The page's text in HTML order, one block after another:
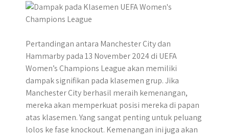
Pertandingan antara Manchester City dan
Hammarby pada 13 November 2024 di UEFA
Women’s Champions League akan memiliki
dampak signifikan pada klasemen grup. Jika
Manchester City berhasil meraih kemenangan,
mereka akan memperkuat posisi mereka di papan
atas klasemen. Yang sangat penting untuk peluang
lolos ke fase knockout. Kemenangan ini juga akan